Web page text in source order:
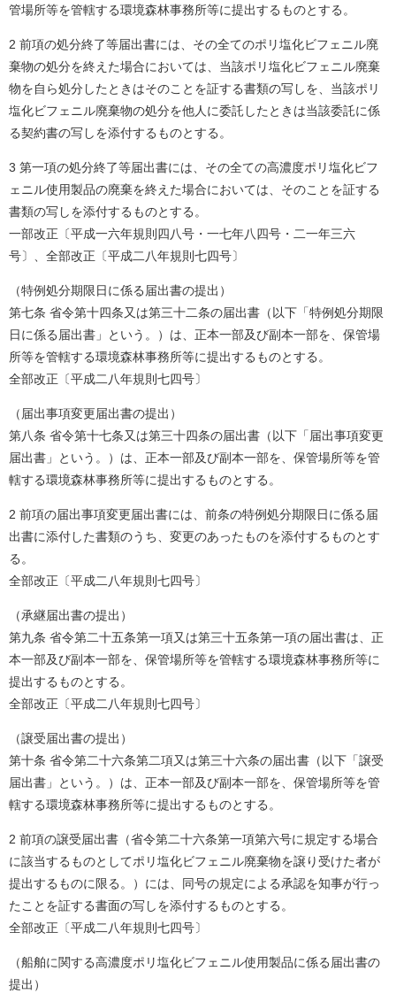
管場所等を管轄する環境森林事務所等に提出するものとする。
2 前項の処分終了等届出書には、その全てのポリ塩化ビフェニル廃
棄物の処分を終えた場合においては、当該ポリ塩化ビフェニル廃棄
物を自ら処分したときはそのことを証する書類の写しを、当該ポリ
塩化ビフェニル廃棄物の処分を他人に委託したときは当該委託に係
る契約書の写しを添付するものとする。
3 第一項の処分終了等届出書には、その全ての高濃度ポリ塩化ビフ
ェニル使用製品の廃棄を終えた場合においては、そのことを証する
書類の写しを添付するものとする。
一部改正〔平成一六年規則四八号・一七年八四号・二一年三六
号〕、全部改正〔平成二八年規則七四号〕
（特例処分期限日に係る届出書の提出）
第七条 省令第十四条又は第三十二条の届出書（以下「特例処分期限
日に係る届出書」という。）は、正本一部及び副本一部を、保管場
所等を管轄する環境森林事務所等に提出するものとする。
全部改正〔平成二八年規則七四号〕
（届出事項変更届出書の提出）
第八条 省令第十七条又は第三十四条の届出書（以下「届出事項変更
届出書」という。）は、正本一部及び副本一部を、保管場所等を管
轄する環境森林事務所等に提出するものとする。
2 前項の届出事項変更届出書には、前条の特例処分期限日に係る届
出書に添付した書類のうち、変更のあったものを添付するものとす
る。
全部改正〔平成二八年規則七四号〕
（承継届出書の提出）
第九条 省令第二十五条第一項又は第三十五条第一項の届出書は、正
本一部及び副本一部を、保管場所等を管轄する環境森林事務所等に
提出するものとする。
全部改正〔平成二八年規則七四号〕
（譲受届出書の提出）
第十条 省令第二十六条第二項又は第三十六条の届出書（以下「譲受
届出書」という。）は、正本一部及び副本一部を、保管場所等を管
轄する環境森林事務所等に提出するものとする。
2 前項の譲受届出書（省令第二十六条第一項第六号に規定する場合
に該当するものとしてポリ塩化ビフェニル廃棄物を譲り受けた者が
提出するものに限る。）には、同号の規定による承認を知事が行っ
たことを証する書面の写しを添付するものとする。
全部改正〔平成二八年規則七四号〕
（船舶に関する高濃度ポリ塩化ビフェニル使用製品に係る届出書の
提出）